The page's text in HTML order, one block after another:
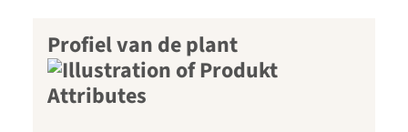
Profiel van de plant